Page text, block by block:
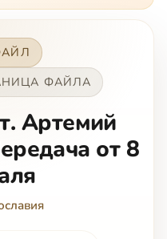
ФАЙЛА
Артемий
от 8